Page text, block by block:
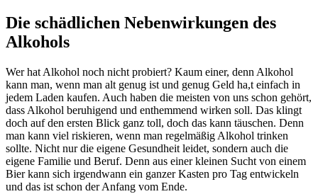
Die schädlichen Nebenwirkungen des
Alkohols
Wer hat Alkohol noch nicht probiert? Kaum einer, denn Alkohol
kann man, wenn man alt genug ist und genug Geld ha,t einfach in
jedem Laden kaufen. Auch haben die meisten von uns schon gehört,
dass Alkohol beruhigend und enthemmend wirken soll. Das klingt
doch auf den ersten Blick ganz toll, doch das kann täuschen. Denn
man kann viel riskieren, wenn man regelmäßig Alkohol trinken
sollte. Nicht nur die eigene Gesundheit leidet, sondern auch die
eigene Familie und Beruf. Denn aus einer kleinen Sucht von einem
Bier kann sich irgendwann ein ganzer Kasten pro Tag entwickeln
und das ist schon der Anfang vom Ende.